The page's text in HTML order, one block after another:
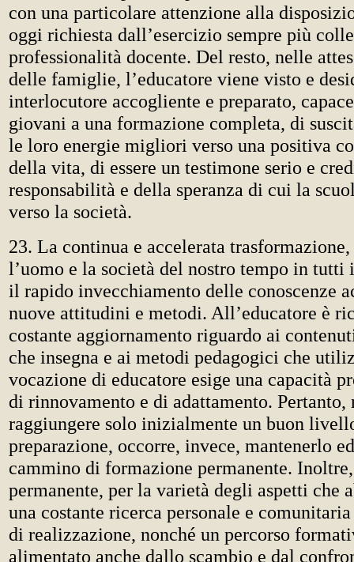
con una particolare attenzione alla
oggi richiesta dall’esercizio sempre più
professionalità docente. Del resto, nelle
delle famiglie, l’educatore viene visto e
interlocutore accogliente e preparato,
giovani a una formazione completa, di
le loro energie migliori verso una positiva
della vita, di essere un testimone serio e
responsabilità e della speranza di cui la
verso la società.
23. La continua e accelerata
l’uomo e la società del nostro tempo in tutti
il rapido invecchiamento delle conoscenze
nuove attitudini e metodi. All’educatore è
costante aggiornamento riguardo ai
che insegna e ai metodi pedagogici che
vocazione di educatore esige una capacità
di rinnovamento e di adattamento.
raggiungere solo inizialmente un buon
preparazione, occorre, invece, mantenerlo
cammino di formazione permanente.
permanente, per la varietà degli aspetti che
una costante ricerca personale e
di realizzazione, nonché un percorso
alimentato anche dallo scambio e dal